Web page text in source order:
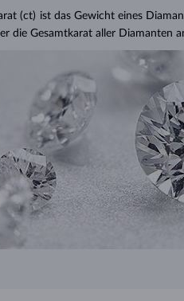
(ct) ist das Gewicht eines
die Gesamtkarat aller Diamanten